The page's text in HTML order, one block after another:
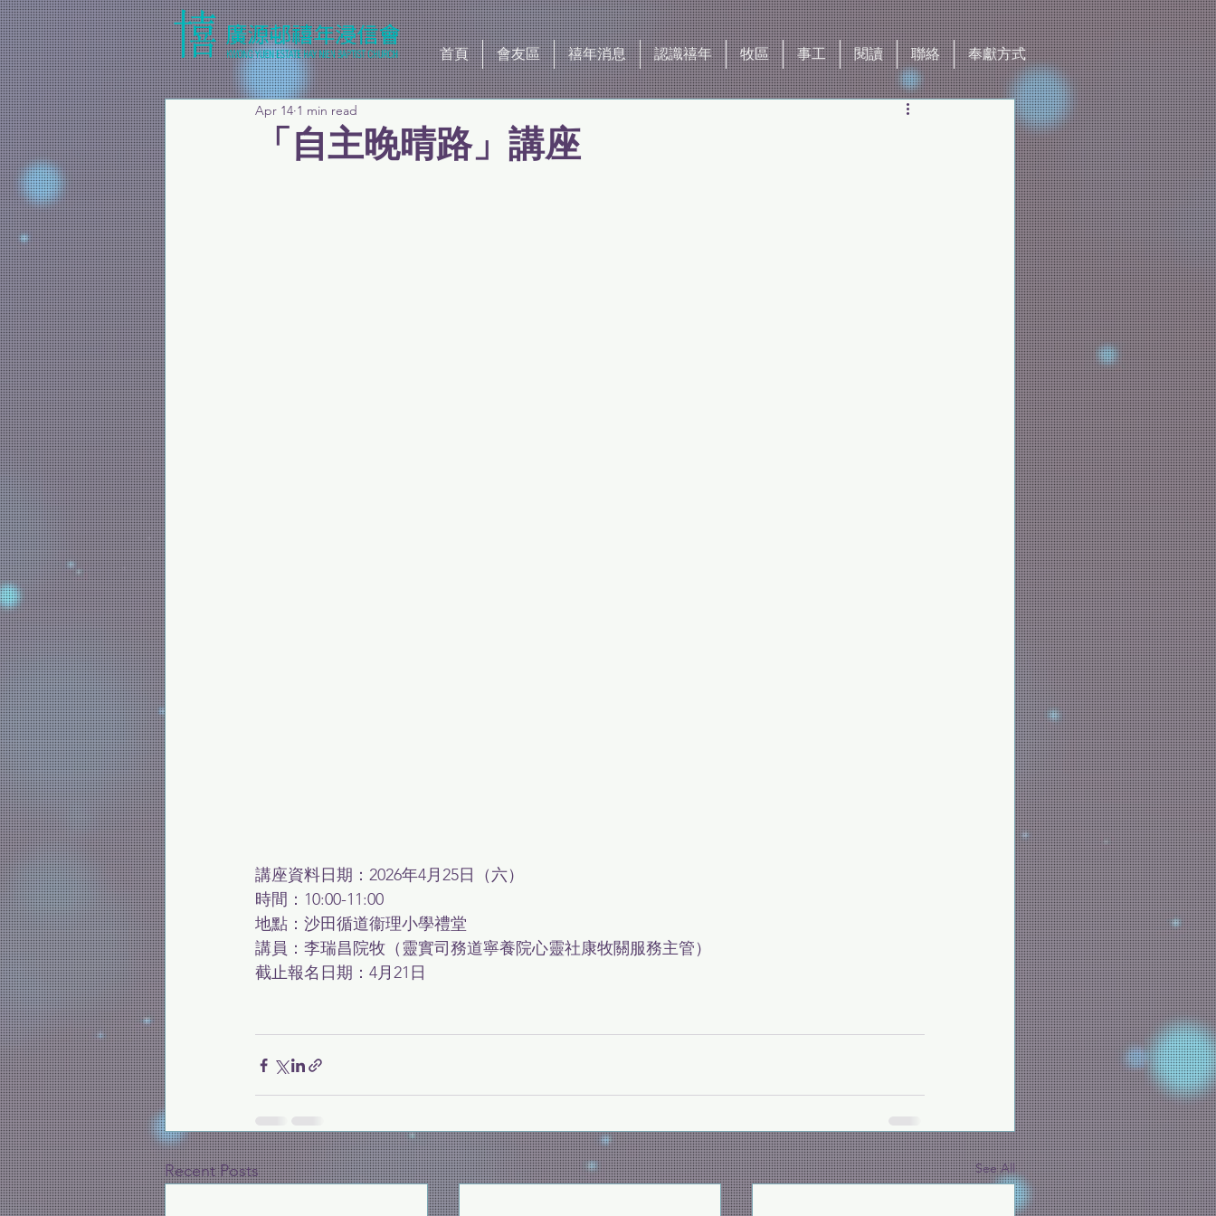
首頁 會友區 禧年消息 認識禧年 牧區 事工 閱讀 聯絡 奉獻方式
「自主晚晴路」講座
Apr 14 1 min read
講座資料日期：2026年4月25日（六）
時間：10:00-11:00
地點：沙田循道衞理小學禮堂
講員：李瑞昌院牧（靈實司務道寧養院心靈社康牧關服務主管）
截止報名日期：4月21日
Recent Posts See All